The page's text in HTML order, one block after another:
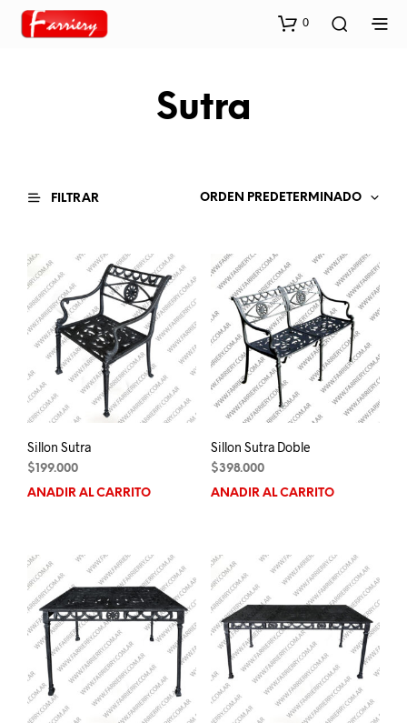
0
Sutra
FILTRAR ORDEN PREDETERMINADO
Sillon Sutra
$ 199.000
AÑADIR AL CARRITO
Sillon Sutra Doble
$398.000
AÑADIR AL CARRITO